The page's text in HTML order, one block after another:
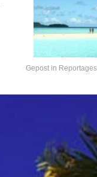
Gepost in Reportages